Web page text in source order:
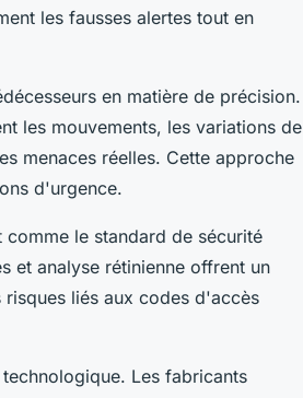
les fausses alertes tout en
en matière de précision.
les mouvements, les variations de
menaces réelles. Cette approche
d'urgence.
le standard de sécurité
et analyse rétinienne offrent un
liés aux codes d'accès
Les fabricants